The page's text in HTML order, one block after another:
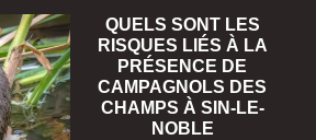
QUELS SONT LES
RISQUES LIÉS À LA
PRÉSENCE DE
CAMPAGNOLS DES
CHAMPS À SIN-LE-
NOBLE